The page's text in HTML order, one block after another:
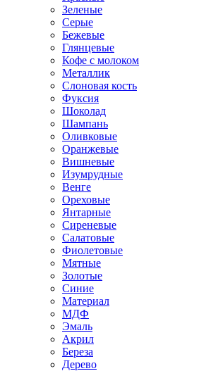
Зеленые
Серые
Бежевые
Глянцевые
Кофе с молоком
Металлик
Слоновая кость
Фуксия
Шоколад
Шампань
Оливковые
Оранжевые
Вишневые
Изумрудные
Венге
Ореховые
Янтарные
Сиреневые
Салатовые
Фиолетовые
Мятные
Золотые
Синие
Материал
МДФ
Эмаль
Акрил
Береза
Дерево